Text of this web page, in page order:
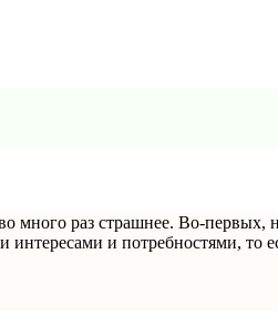
раз страшнее. Во-первых,
и потребностями, то